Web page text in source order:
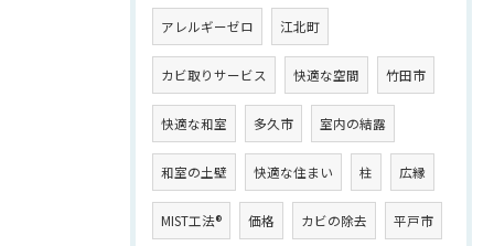
アレルギーゼロ 江北町
カビ取りサービス 快適な空間 竹田市
快適な和室 多久市 室内の結露
和室の土壁 快適な住まい 柱 広縁
MIST工法® 価格 カビの除去 平戸市